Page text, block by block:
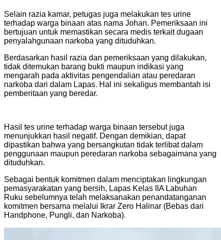
Selain razia kamar, petugas juga melakukan tes urine
terhadap warga binaan atas nama Johan. Pemeriksaan ini
bertujuan untuk memastikan secara medis terkait dugaan
penyalahgunaan narkoba yang dituduhkan.
Berdasarkan hasil razia dan pemeriksaan yang dilakukan,
tidak ditemukan barang bukti maupun indikasi yang
mengarah pada aktivitas pengendalian atau peredaran
narkoba dari dalam Lapas. Hal ini sekaligus membantah isi
pemberitaan yang beredar.
Hasil tes urine terhadap warga binaan tersebut juga
menunjukkan hasil negatif. Dengan demikian, dapat
dipastikan bahwa yang bersangkutan tidak terlibat dalam
penggunaan maupun peredaran narkoba sebagaimana yang
dituduhkan.
Sebagai bentuk komitmen dalam menciptakan lingkungan
pemasyarakatan yang bersih, Lapas Kelas IIA Labuhan
Ruku sebelumnya telah melaksanakan penandatanganan
komitmen bersama melalui Ikrar Zero Halinar (Bebas dari
Handphone, Pungli, dan Narkoba).